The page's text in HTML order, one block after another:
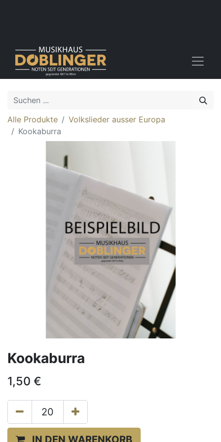
Alle Produkte
Volkslieder ausser Europa
Kookaburra
Kookaburra
1,50 €
IN DEN WARENKORB